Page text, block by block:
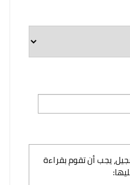
يجب أن تقوم بقراءة